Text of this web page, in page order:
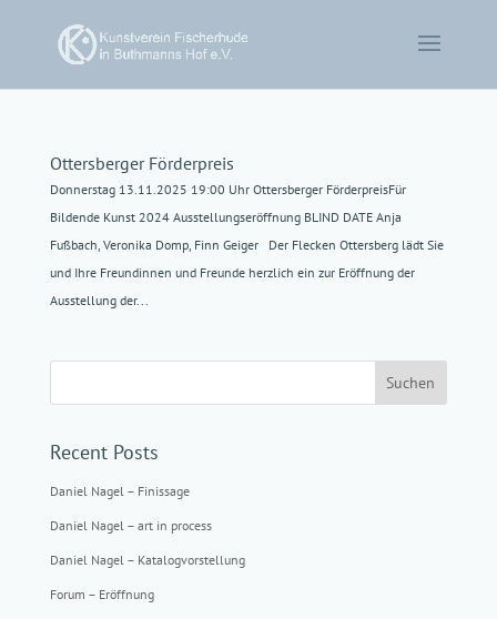
Ottersberger Förderpreis
Donnerstag 13.11.2025 19:00 Uhr Ottersberger FörderpreisFür
Bildende Kunst 2024 Ausstellungseröffnung BLIND DATE Anja
Fußbach, Veronika Domp, Finn Geiger Der Flecken Ottersberg lädt Sie
und Ihre Freundinnen und Freunde herzlich ein zur Eröffnung der
Ausstellung der...
Suchen
Recent Posts
Daniel Nagel – Finissage
Daniel Nagel – art in process
Daniel Nagel – Katalogvorstellung
Forum – Eröffnung